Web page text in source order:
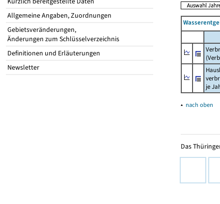
Allgemeine Angaben, Zuordnungen
Gebietsveränderungen,
Änderungen zum Schlüsselverzeichnis
Definitionen und Erläuterungen
Newsletter
je
▴ nach oben
Das